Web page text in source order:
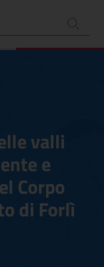
valli
e
Corpo
di Forlì